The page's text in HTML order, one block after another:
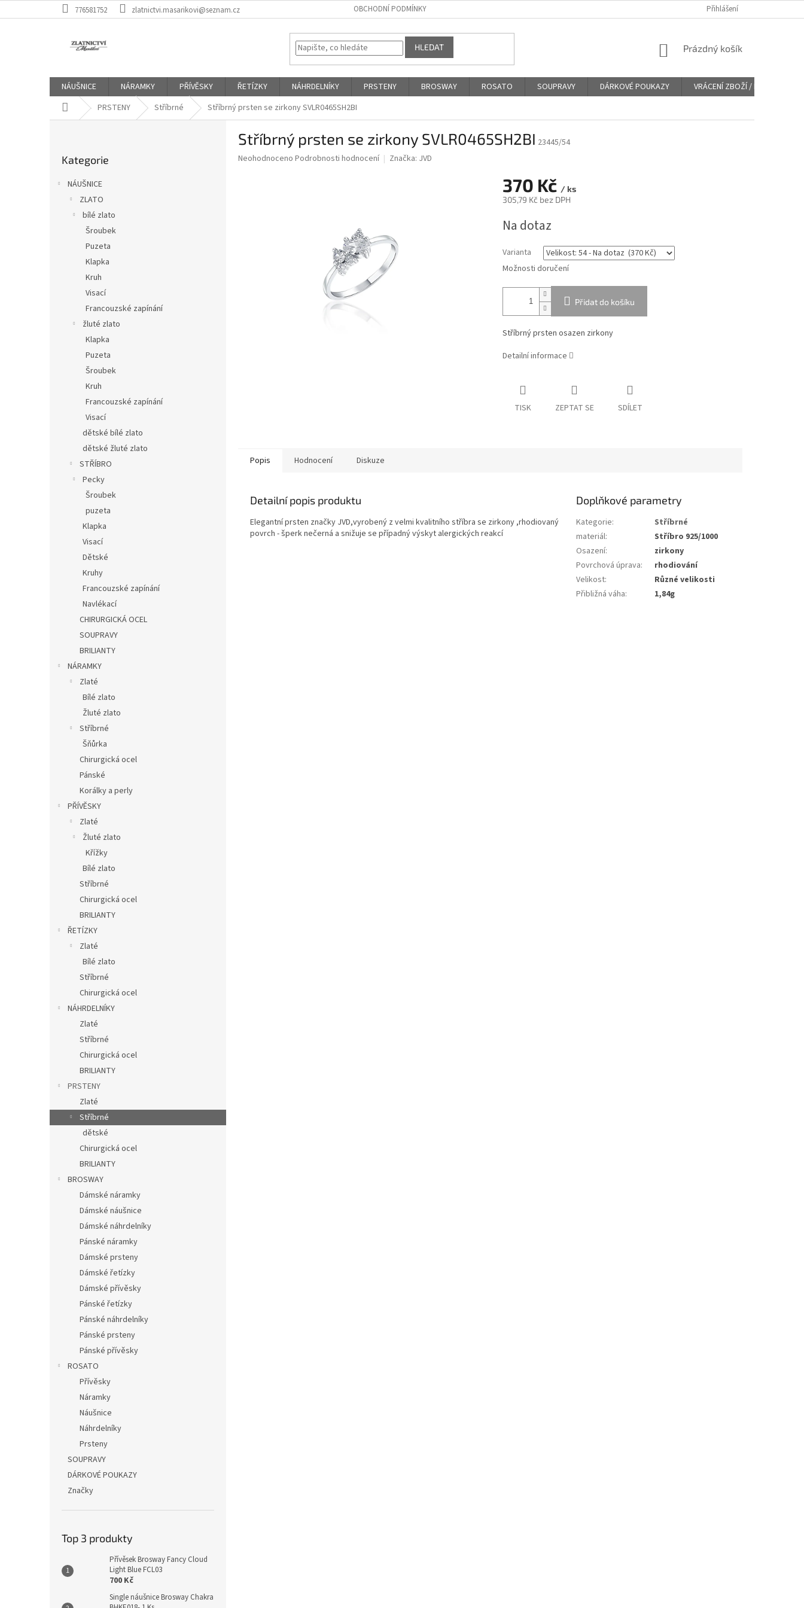
na
776581752 zlatnictvi.masarikovi@seznam.cz OBCHODNÍ PODMÍNKY Přihlášení
HLEDAT
NÁKUPNÍ
Prázdný košík
NÁUŠNICE NÁRAMKY PŘÍVĚSKY ŘETÍZKY NÁHRDELNÍKY PRSTENY BROSWAY ROSATO SOUPRAVY DÁRKOVÉ POUKAZY
VRÁCENÍ ZBOŽÍ / REKLAMACE
Domů PRSTENY Stříbrné Stříbrný prsten se zirkony SVLR0465SH2BI
kategorie
Kategorie
NÁUŠNICE
ZLATO
bílé zlato
Šroubek
Puzeta
Klapka
Kruh
Visací
Francouzské zapínání
žluté zlato
Klapka
Puzeta
Šroubek
Kruh
Francouzské zapínání
Visací
dětské bílé zlato
dětské žluté zlato
STŘÍBRO
Pecky
Šroubek
puzeta
Klapka
Visací
Dětské
Kruhy
Francouzské zapínání
Navlékací
CHIRURGICKÁ OCEL
SOUPRAVY
BRILIANTY
NÁRAMKY
Zlaté
Bílé zlato
Žluté zlato
Stříbrné
Šňůrka
Chirurgická ocel
Pánské
Korálky a perly
PŘÍVĚSKY
Zlaté
Žluté zlato
Křížky
Bílé zlato
Stříbrné
Chirurgická ocel
BRILIANTY
ŘETÍZKY
Zlaté
Bílé zlato
Stříbrné
Chirurgická ocel
NÁHRDELNÍKY
Zlaté
Stříbrné
Chirurgická ocel
BRILIANTY
PRSTENY
Zlaté
Stříbrné
dětské
Chirurgická ocel
BRILIANTY
BROSWAY
Dámské náramky
Dámské náušnice
Dámské náhrdelníky
Pánské náramky
Dámské prsteny
Dámské řetízky
Dámské přívěsky
Pánské řetízky
Pánské náhrdelníky
Pánské prsteny
Pánské přívěsky
ROSATO
Přívěsky
Náramky
Náušnice
Náhrdelníky
Prsteny
SOUPRAVY
DÁRKOVÉ POUKAZY
Značky
Top 3 produkty
Přívěsek Brosway Fancy Cloud
Light Blue FCL03
700 Kč
Single náušnice Brosway Chakra
Stříbrný prsten se zirkony SVLR0465SH2BI 23445/54
Průměrné
Neohodnoceno Podrobnosti hodnocení Značka: JVD
370 Kč / ks
305,79 Kč bez DPH
cena:
Na dotaz
Varianta
Možnosti doručení
Přidat do košíku
Stříbrný prsten osazen zirkony
Detailní informace
TISK ZEPTAT SE SDÍLET
Popis Hodnocení Diskuze
Detailní popis produktu
Elegantní prsten značky JVD,vyrobený z velmi kvalitního stříbra se zirkony ,rhodiovaný
povrch - šperk nečerná a snižuje se případný výskyt alergických reakcí
Doplňkové parametry
Kategorie:
Stříbrné
materiál:
Stříbro 925/1000
Osazení:
zirkony
Povrchová úprava:
rhodiování
Velikost:
Různé velikosti
Přibližná váha: 1,84g